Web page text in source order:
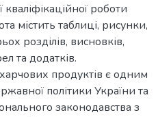
роботи
містить таблиці, рисунки,
розділів, висновків,
та додатків.
продуктів є одним
політики України та
законодавства з